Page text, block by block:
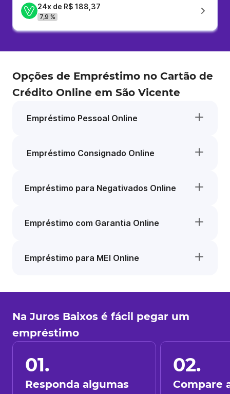
24x de R$ 188,37
7,9 %
Opções de Empréstimo no Cartão de
Crédito Online em São Vicente
Empréstimo Pessoal Online
Empréstimo Consignado Online
Empréstimo para Negativados Online
Empréstimo com Garantia Online
Empréstimo para MEI Online
Na Juros Baixos é fácil pegar um
empréstimo
01.
Responda algumas
02.
Compare